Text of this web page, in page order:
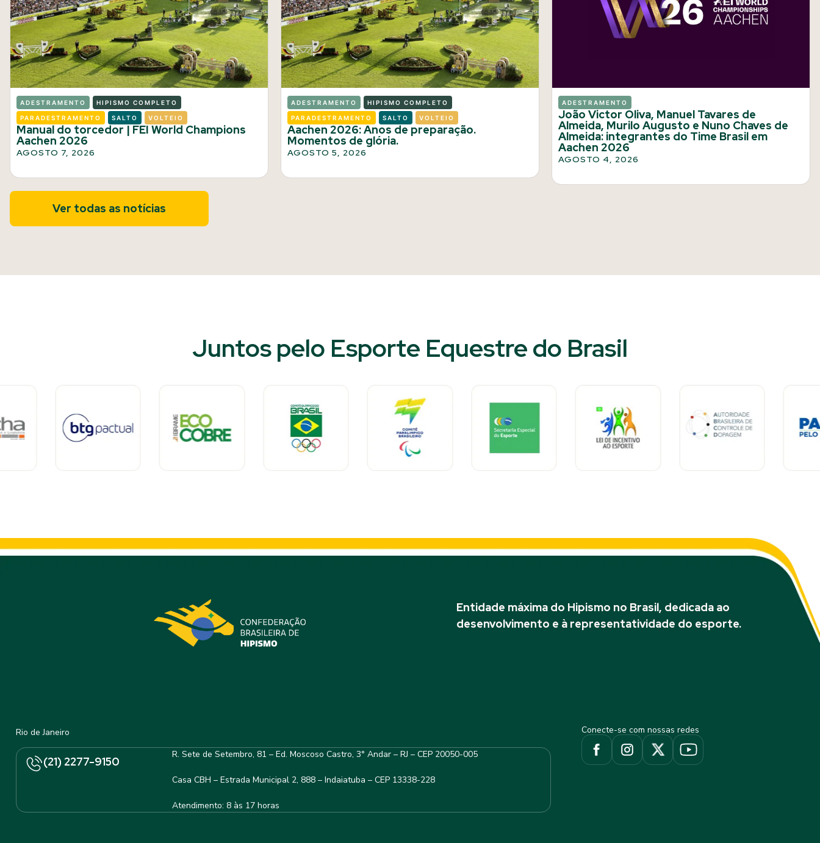
ADESTRAMENTO HIPISMO COMPLETO
PARADESTRAMENTO SALTO VOLTEIO
Manual do torcedor | FEI World Champions
Aachen 2026
AGOSTO 7, 2026
ADESTRAMENTO HIPISMO COMPLETO
PARADESTRAMENTO SALTO VOLTEIO
Aachen 2026: Anos de preparação.
Momentos de glória.
AGOSTO 5, 2026
ADESTRAMENTO
João Victor Oliva, Manuel Tavares de
Almeida, Murilo Augusto e Nuno Chaves de
Almeida: integrantes do Time Brasil em
Aachen 2026
AGOSTO 4, 2026
Ver todas as notícias
Juntos pelo Esporte Equestre do Brasil​
Entidade máxima do Hipismo no Brasil, dedicada ao
desenvolvimento e à representatividade do esporte.
Rio de Janeiro
(21) 2277-9150
R. Sete de Setembro, 81 – Ed. Moscoso Castro, 3° Andar – RJ – CEP 20050-005
Casa CBH – Estrada Municipal 2, 888 – Indaiatuba – CEP 13338-228
Atendimento: 8 às 17 horas
Conecte-se com nossas redes